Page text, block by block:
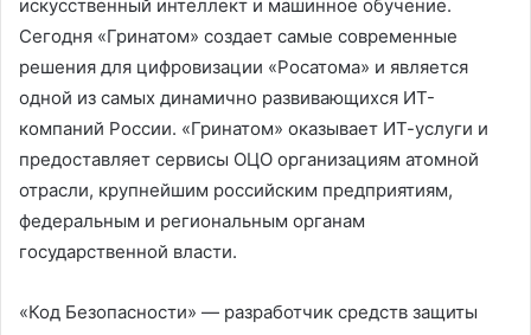
искусственный интеллект и машинное обучение.
Сегодня «Гринатом» создает самые современные
решения для цифровизации «Росатома» и является
одной из самых динамично развивающихся ИТ-
компаний России. «Гринатом» оказывает ИТ-услуги и
предоставляет сервисы ОЦО организациям атомной
отрасли, крупнейшим российским предприятиям,
федеральным и региональным органам
государственной власти.
«Код Безопасности» — разработчик средств защиты